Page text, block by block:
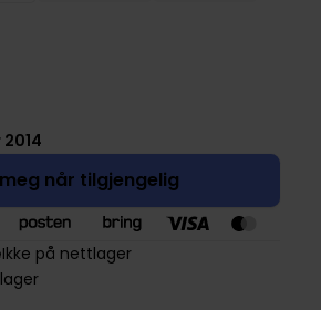
når tilgjengelig
Ikke på nettlager